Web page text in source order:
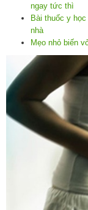
ngay tức thì
Bài thuốc y
nhà
Mẹo nhỏ biến